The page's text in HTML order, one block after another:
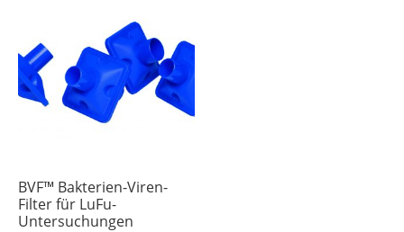
BVF™ Bakterien-Viren-
Filter für LuFu-
Untersuchungen